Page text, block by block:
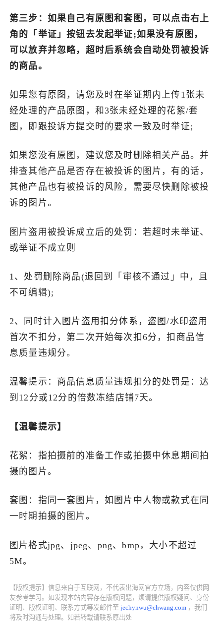
第三步：如果自己有原图和套图，可以点击右上
角的「举证」按钮去发起举证;如果没有原图，
可以放弃并忽略，超时后系统会自动处罚被投诉
的商品。
如果您有原图，请您及时在举证期内上传1张未
经处理的产品原图，和3张未经处理的花絮/套
图，即跟投诉方提交时的要求一致及时举证;
如果您没有原图，建议您及时删除相关产品。并
排查其他产品是否存在被投诉的图片，有的话，
其他产品也有被投诉的风险，需要尽快删除被投
诉的图片。
图片盗用被投诉成立后的处罚：若超时未举证、
或举证不成立则
1、处罚删除商品(退回到「审核不通过」中，且
不可编辑);
2、同时计入图片盗用扣分体系，盗图/水印盗用
首次不扣分，第二次开始每次扣6分，扣商品信
息质量违规分。
温馨提示：商品信息质量违规扣分的处罚是：达
到12分或12分的倍数冻结店铺7天。
【温馨提示】
花絮：指拍摄前的准备工作或拍摄中休息期间拍
摄的图片。
套图：指同一套图片，如图片中人物或款式在同
一时期拍摄的图片。
图片格式jpg、jpeg、png、bmp，大小不超过
5M。
【版权提示】信息来自于互联网，不代表出海网官方立场，内容仅供网
友参考学习。如发现本站内容存在版权问题，烦请提供版权疑问、身份
证明、版权证明、联系方式等发邮件至jechynwu@chwang.com ，我们
将及时沟通与处理。如若转载请联系原出处